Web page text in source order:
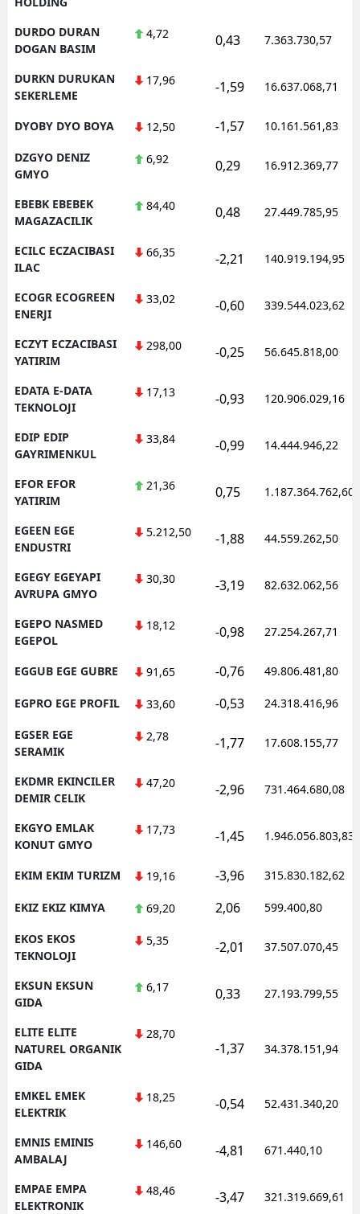
DURDO DURAN
DOGAN BASIM
4,72 0,43 7.363.730,57
DURKN DURUKAN
SEKERLEME
17,96 -1,59 16.637.068,71
DYOBY DYO BOYA 12,50 -1,57 10.161.561,83
DZGYO DENIZ
GMYO
6,92 0,29 16.912.369,77
EBEBK EBEBEK
MAGAZACILIK
84,40 0,48 27.449.785,95
ECILC ECZACIBASI
ILAC
66,35 -2,21 140.919.194,95
ECOGR ECOGREEN
ENERJI
33,02 -0,60 339.544.023,62
ECZYT ECZACIBASI
YATIRIM
298,00 -0,25 56.645.818,00
EDATA E-DATA
TEKNOLOJI
17,13 -0,93 120.906.029,16
EDIP EDIP
GAYRIMENKUL
33,84 -0,99 14.444.946,22
EFOR EFOR
YATIRIM
21,36 0,75 1.187.364.762,60
EGEEN EGE
ENDUSTRI
5.212,50 -1,88 44.559.262,50
EGEGY EGEYAPI
AVRUPA GMYO
30,30 -3,19 82.632.062,56
EGEPO NASMED
EGEPOL
18,12 -0,98 27.254.267,71
EGGUB EGE GUBRE 91,65 -0,76 49.806.481,80
EGPRO EGE PROFIL 33,60 -0,53 24.318.416,96
EGSER EGE
SERAMIK
2,78 -1,77 17.608.155,77
EKDMR EKINCILER
DEMIR CELIK
47,20 -2,96 731.464.680,08
EKGYO EMLAK
KONUT GMYO
17,73 -1,45 1.946.056.803,83
EKIM EKIM TURIZM 19,16 -3,96 315.830.182,62
EKIZ EKIZ KIMYA 69,20 2,06 599.400,80
EKOS EKOS
TEKNOLOJI
5,35 -2,01 37.507.070,45
EKSUN EKSUN
GIDA
6,17 0,33 27.193.799,55
ELITE ELITE
NATUREL ORGANIK
GIDA
28,70
-1,37 34.378.151,94
EMKEL EMEK
ELEKTRIK
18,25 -0,54 52.431.340,20
EMNIS EMINIS
AMBALAJ
146,60 -4,81 671.440,10
EMPAE EMPA
ELEKTRONIK
48,46 -3,47 321.319.669,61